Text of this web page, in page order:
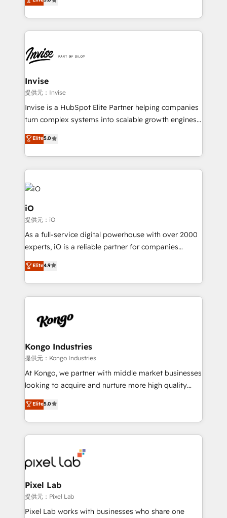
much Benelux companies as possible to be
bespoke approach for every client. Services include
business growth strategies, sales enablement, CRM
set-up, Migrations, Integrations, Enterprise level
Ops Hub Software, inbound marketing strategy,
content strategies, branding, HubSpot CMS,
bespoke web apps and growth driven design
websites. Experienced in helping Global B2B
Manufacturers, Fintech, Professional Services, IT and
SaaS industries.
Invise
提供元：Invise
Invise is a HubSpot Elite Partner helping companies
turn complex systems into scalable growth engines.
We combine strategy, technology and change
management to drive measurable results. As part of
the fast-growing Siloy Group, we unite more than
250+ HubSpot experts across Europe – ready to
build a CRM architecture optimized to support your
business goals. Talk to us if you’re looking to: -
Connect marketing, sales and operations around one
reliable source of truth - Unlock the full value of your
CRM and marketing data, not just implement a
system - Accelerate impact with a partner who
Elite5.0
iO
提供元：iO
As a full-service digital powerhouse with over 2000
experts, iO is a reliable partner for companies
looking to strengthen their position in the fields of
marketing, technology, content, strategy and
creation. iO combines in-depth knowledge on both
the marketing and technology end of HubSpot,
from end-to-end. Teams of marketing specialists,
side to meet the specific demands of every client
and project. Dedicated HubSpot teams combine all
skills for HubSpot projects from strategy to
implementation and training. Skilled in-house
complex API integrations with external platforms.
Working from several campuses across Belgium, The
such as Brussels Airport, Volvo, Farmaline, Agilitas,
Streamz and Michelin.
Elite4.9
Kongo Industries
提供元：Kongo Industries
At Kongo, we partner with middle market businesses
looking to acquire and nurture more high quality
leads. We use digital media, marketing cloud,
automation and software integration to drive sales
and, deliver clarity on marketing expenditure.
Elite5.0
Pixel Lab
提供元：Pixel Lab
Pixel Lab works with businesses who share one